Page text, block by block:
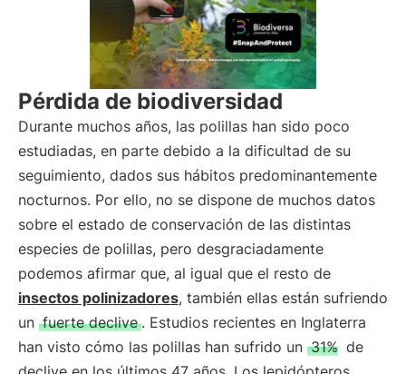
Pérdida de biodiversidad
Durante muchos años, las polillas han sido poco
estudiadas, en parte debido a la dificultad de su
seguimiento, dados sus hábitos predominantemente
nocturnos. Por ello, no se dispone de muchos datos
sobre el estado de conservación de las distintas
especies de polillas, pero desgraciadamente
podemos afirmar que, al igual que el resto de
insectos polinizadores, también ellas están sufriendo
un fuerte declive . Estudios recientes en Inglaterra
han visto cómo las polillas han sufrido un 31% de